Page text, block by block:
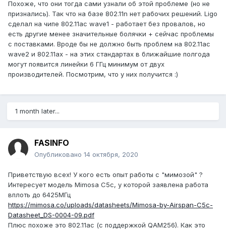
Похоже, что они тогда сами узнали об этой проблеме (но не
признались). Так что на базе 802.11n нет рабочих решений. Ligo
сделал на чипе 802.11ас wave1 - работает без провалов, но
есть другие менее значительные болячки + сейчас проблемы
с поставками. Вроде бы не должно быть проблем на 802.11ас
wave2 и 802.11ах - на этих стандартах в ближайшие полгода
могут появится линейки 6 ГГц минимум от двух
производителей. Посмотрим, что у них получится :)
1 month later...
FASINFO
Опубликовано 14 октября, 2020
Приветствую всех! У кого есть опыт работы с "мимозой" ?
Интересует модель Mimosa C5c, у которой заявлена работа
вплоть до 6425МГц
https://mimosa.co/uploads/datasheets/Mimosa-by-Airspan-C5c-
Datasheet_DS-0004-09.pdf
Плюс похоже это 802.11ac (с поддержкой QAM256). Как это